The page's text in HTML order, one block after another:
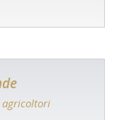
agricoltori